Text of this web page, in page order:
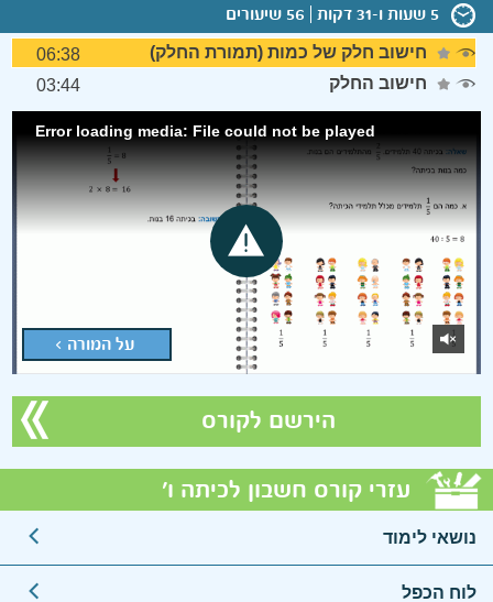
5 שעות ו-31 דקות 56 שיעורים
חישוב חלק של כמות (תמורת החלק)
06:38
חישוב החלק
03:44
על המורה >
Error loading media: File could not be played
הירשם לקורס
עזרי קורס חשבון לכיתה ו'
נושאי לימוד
לוח הכפל